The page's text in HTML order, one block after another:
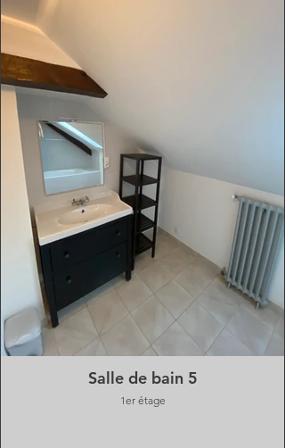
Salle de bain 5
1er étage